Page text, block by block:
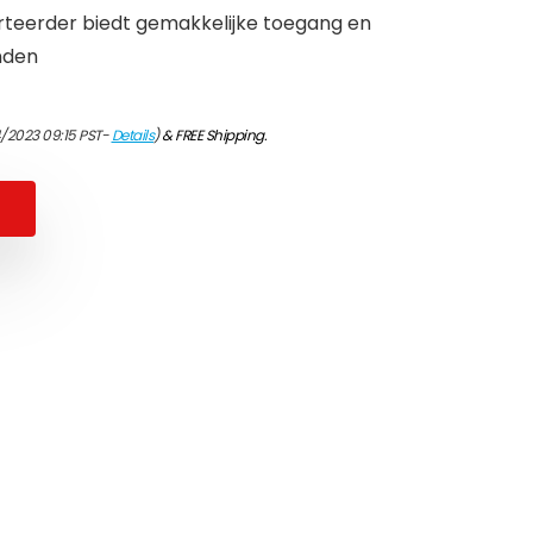
biedt gemakkelijke toegang en
09:15 PST-Details)&FREE Shipping.